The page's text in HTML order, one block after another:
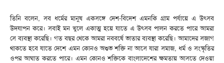
তিনি বলেন, সব ধর্মের মানুষ একসঙ্গে দেশ-বিদেশ এমনকি গ্রাম পর্যায়ে এ উৎসব
উদযাপন করে। সবাই মন খুলে একাত্ম হয়ে যাতে এ উৎসব পালন করতে পারে আমরা
সে ব্যবস্থা করেছি। গত বছর থেকে আমরা নববর্ষে ভাতার ব্যবস্থা করেছি। আমাদের সজাগ
থাকতে হবে যাতে দেশে এমন কোনও অশুভ শক্তি না আসে যারা সমাজ, ধর্ম ও সংস্কৃতির
ওপর আঘাত করতে পারে। এমন কোনও শক্তিকে বাংলাদেশের ক্ষমতায় আসতে দেওয়া